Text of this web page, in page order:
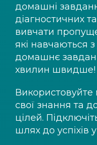
домашні
діагностичних
вивчати
які навчаються з
домашнє
хвилин швидше!
свої знання та
цілей.
шлях до успіхів